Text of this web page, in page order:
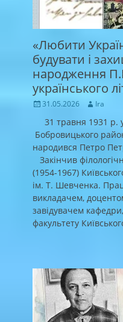
«Любити
будувати і
народження
українського
Posted
31.05.2026 Author
Ira
31 травня 1931 р.
Бобровицького
народився Петро
Закінчив
(1954-1967)
ім. Т. Шевченка.
викладачем,
завідувачем
факультету